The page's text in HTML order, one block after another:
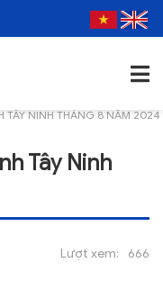
TÂY NINH THÁNG 8 NĂM 2024
Tây Ninh
Lượt xem:
666